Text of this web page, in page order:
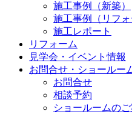
施工事例（新築）
施工事例（リフォ
施工レポート
リフォーム
見学会・イベント情報
お問合せ・ショールー
お問合せ
相談予約
ショールームの